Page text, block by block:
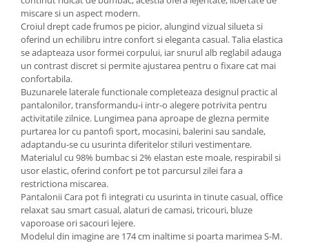
miscare si un aspect modern.
Croiul drept cade frumos pe picior, alungind vizual silueta si
oferind un echilibru intre confort si eleganta casual. Talia elastica
se adapteaza usor formei corpului, iar snurul alb reglabil adauga
un contrast discret si permite ajustarea pentru o fixare cat mai
confortabila.
Buzunarele laterale functionale completeaza designul practic al
pantalonilor, transformandu-i intr-o alegere potrivita pentru
activitatile zilnice. Lungimea pana aproape de glezna permite
purtarea lor cu pantofi sport, mocasini, balerini sau sandale,
adaptandu-se cu usurinta diferitelor stiluri vestimentare.
Materialul cu 98% bumbac si 2% elastan este moale, respirabil si
usor elastic, oferind confort pe tot parcursul zilei fara a
restrictiona miscarea.
Pantalonii Cara pot fi integrati cu usurinta in tinute casual, office
relaxat sau smart casual, alaturi de camasi, tricouri, bluze
vaporoase ori sacouri lejere.
Modelul din imagine are 174 cm inaltime si poarta marimea S-M.